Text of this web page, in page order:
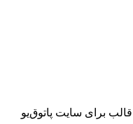
قالب برای سایت پاتوق‌یو